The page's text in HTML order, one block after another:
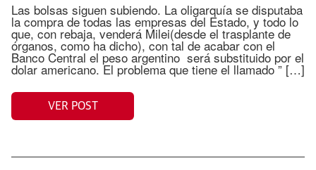
Las bolsas siguen subiendo. La oligarquía se disputaba
la compra de todas las empresas del Estado, y todo lo
que, con rebaja, venderá Milei(desde el trasplante de
órganos, como ha dicho), con tal de acabar con el
Banco Central el peso argentino será substituido por el
dolar americano. El problema que tiene el llamado ” […]
VER POST